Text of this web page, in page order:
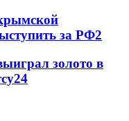
за РФ2
золото в
24